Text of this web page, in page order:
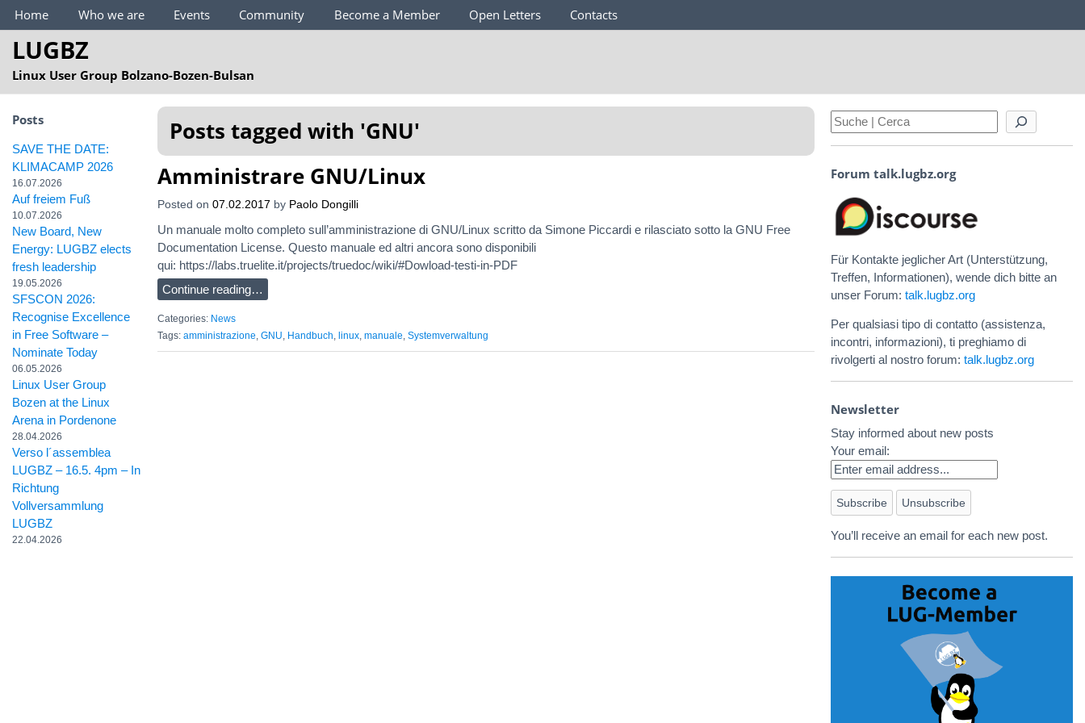
Main Menu
Home Who we are Events Community Become a Member Open Letters Contacts
LUGBZ
Linux User Group Bolzano-Bozen-Bulsan
Posts tagged with 'GNU'
Amministrare GNU/Linux
Posted on 07.02.2017 by Paolo Dongilli
Un manuale molto completo sull’amministrazione di GNU/Linux scritto da Simone Piccardi e rilasciato sotto la GNU Free
Documentation License. Questo manuale ed altri ancora sono disponibili
qui: https://labs.truelite.it/projects/truedoc/wiki/#Dowload-testi-in-PDF
Continue reading…
Categories: News
Tags: amministrazione, GNU, Handbuch, linux, manuale, Systemverwaltung
Posts
SAVE THE DATE:
KLIMACAMP 2026
16.07.2026
Auf freiem Fuß
10.07.2026
New Board, New
Energy: LUGBZ elects
fresh leadership
19.05.2026
SFSCON 2026:
Recognise Excellence
in Free Software –
Nominate Today
06.05.2026
Linux User Group
Bozen at the Linux
Arena in Pordenone
28.04.2026
Verso l´assemblea
LUGBZ – 16.5. 4pm – In
Richtung
Vollversammlung
LUGBZ
22.04.2026
Forum talk.lugbz.org
Für Kontakte jeglicher Art (Unterstützung,
Treffen, Informationen), wende dich bitte an
unser Forum: talk.lugbz.org
Per qualsiasi tipo di contatto (assistenza,
incontri, informazioni), ti preghiamo di
rivolgerti al nostro forum: talk.lugbz.org
Newsletter
Stay informed about new posts
Your email:
You’ll receive an email for each new post.